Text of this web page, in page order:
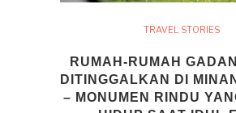
TRAVEL STORIES
RUMAH-RUMAH
DITINGGALKAN DI
– MONUMEN RINDU